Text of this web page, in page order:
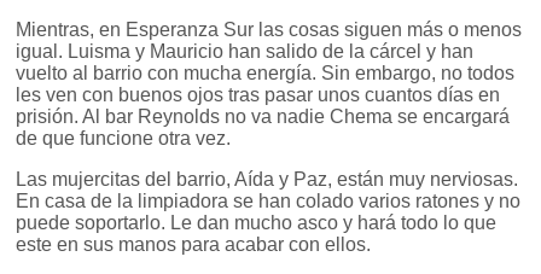
Mientras, en Esperanza Sur las cosas siguen más o menos
igual. Luisma y Mauricio han salido de la cárcel y han
vuelto al barrio con mucha energía. Sin embargo, no todos
les ven con buenos ojos tras pasar unos cuantos días en
prisión. Al bar Reynolds no va nadie Chema se encargará
de que funcione otra vez.
Las mujercitas del barrio, Aída y Paz, están muy nerviosas.
En casa de la limpiadora se han colado varios ratones y no
puede soportarlo. Le dan mucho asco y hará todo lo que
este en sus manos para acabar con ellos.